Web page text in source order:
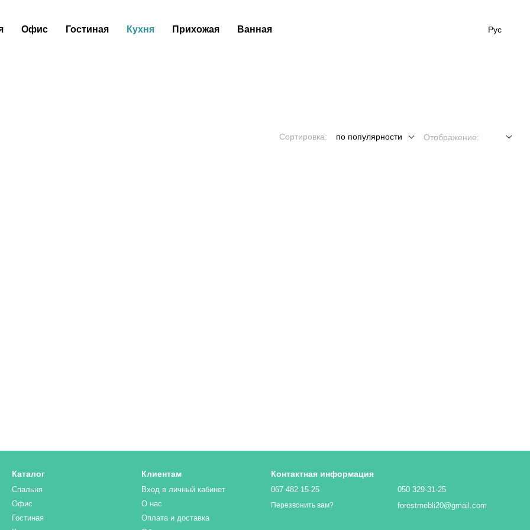
Офис Гостиная Кухня Прихожая Ванная Рус
Сортировка: по популярности Отображение:
Каталог
Спальня
Офис
Гостиная
Клиентам
Вход в личный кабинет
О нас
Оплата и доставка
Контактная информация
067 482-15-25
Перезвонить вам?
050 329-31-25
forestmebli20@gmail.com